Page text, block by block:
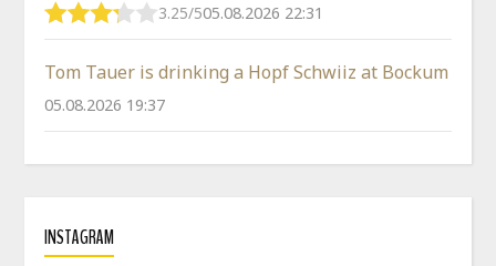
3.25/505.08.2026 22:31
Tom Tauer is drinking a Hopf Schwiiz at Bockum
05.08.2026 19:37
INSTAGRAM